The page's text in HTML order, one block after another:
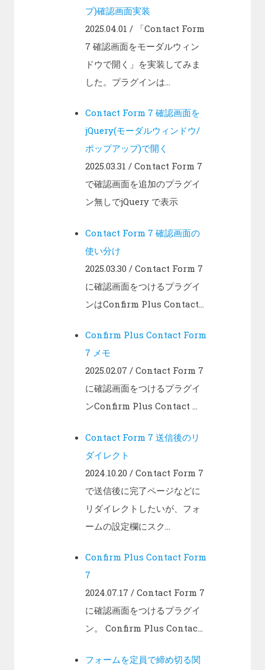
プ)確認画面実装
2025.04.01 / 「Contact Form
7 確認画面をモーダルウィン
ドウで開く」を実装してみま
した。プラグインは...
Contact Form 7 確認画面を
jQuery(モーダルウィンドウ/
ポップアップ)で開く
2025.03.31 / Contact Form 7
で確認画面を追加のプラグイ
ン無しでjQuery で表示
Contact Form 7 確認画面の
使い分け
2025.03.30 / Contact Form 7
に確認画面をつけるプラグイ
ンはConfirm Plus Contact...
Confirm Plus Contact Form
7 メモ
2025.02.07 / Contact Form 7
に確認画面をつけるプラグイ
ンConfirm Plus Contact ...
Contact Form 7 送信後のリ
ダイレクト
2024.10.20 / Contact Form 7
で送信後に完了ページなどに
リダイレクトしたいが、フォ
ームの設定欄にスク...
Confirm Plus Contact Form
7
2024.07.17 / Contact Form 7
に確認画面をつけるプラグイ
ン。 Confirm Plus Contac...
フォームを定員で締め切る関